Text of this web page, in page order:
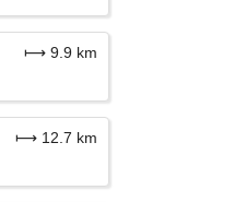
⟼ 9.9 km
⟼ 12.7 km